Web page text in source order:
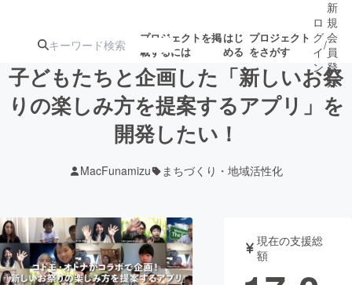
プロジェクトを掲
載するには
はじ
める
プロジェクト
をさがす
注目の新着プロ募集終了が近いプ
テクノロジー・ガジェット
ロ
グ
イ
ン
/
新
規
会
員
登
録
子どもたちと企画した「新しいお祭
りの楽しみ方を提案するアプリ」を
開発したい！
MacFunamizu まちづくり・地域活性化
現在の支援総
額